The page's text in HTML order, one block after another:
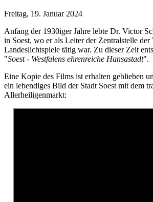
Freitag, 19. Januar 2024
Anfang der 1930iger Jahre lebte Dr. Victor
in Soest, wo er als Leiter der Zentralstelle der
Landeslichtspiele tätig war. Zu dieser Zeit
"Soest - Westfalens ehrenreiche Hansastadt".
Eine Kopie des Films ist erhalten geblieben
ein lebendiges Bild der Stadt Soest mit dem
Allerheiligenmarkt: